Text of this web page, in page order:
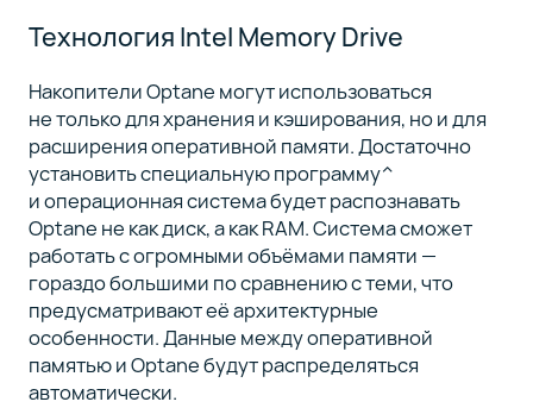
Технология Intel Memory Drive
Накопители Optane могут использоваться
не только для хранения и кэширования, но и для
расширения оперативной памяти. Достаточно
установить специальную программу^
и операционная система будет распознавать
Optane не как диск, а как RAM. Система сможет
работать с огромными объёмами памяти —
гораздо большими по сравнению с теми, что
предусматривают её архитектурные
особенности. Данные между оперативной
памятью и Optane будут распределяться
автоматически.